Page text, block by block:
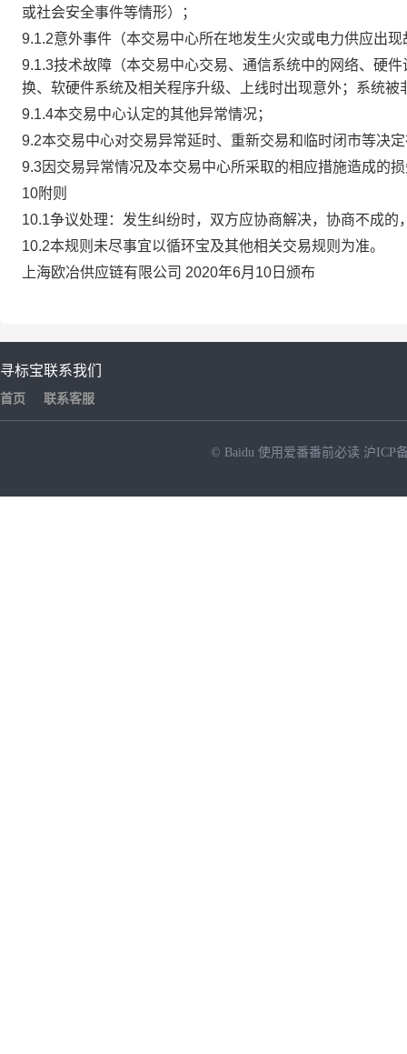
或社会安全事件等情形）；
9.1.2意外事件（本交易中心所在地发生火灾或电力供应出
9.1.3技术故障（本交易中心交易、通信系统中的网络、硬
换、软硬件系统及相关程序升级、上线时出现意外；系统
9.1.4本交易中心认定的其他异常情况；
9.2本交易中心对交易异常延时、重新交易和临时闭市等决
9.3因交易异常情况及本交易中心所采取的相应措施造成的
10附则
10.1争议处理：发生纠纷时，双方应协商解决，协商不成
10.2本规则未尽事宜以循环宝及其他相关交易规则为准。
上海欧冶供应链有限公司 2020年6月10日颁布
寻标宝
首页
联系我们
联系客服
© Baidu 使用爱番番前必读 沪ICP